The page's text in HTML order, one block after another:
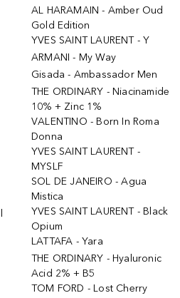
AL HARAMAIN - Amber Oud
Gold Edition
YVES SAINT LAURENT - Y
ARMANI - My Way
Gisada - Ambassador Men
THE ORDINARY - Niacinamide
10% + Zinc 1%
VALENTINO - Born In Roma
Donna
YVES SAINT LAURENT -
MYSLF
SOL DE JANEIRO - Agua
Mistica
YVES SAINT LAURENT - Black
Opium
LATTAFA - Yara
THE ORDINARY - Hyaluronic
Acid 2% + B5
TOM FORD - Lost Cherry